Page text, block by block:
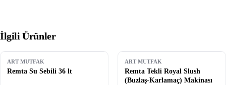
İlgili Ürünler
ART MUTFAK
Remta Su Sebili 36 lt
ART MUTFAK
Remta Tekli Royal Slush
(Buzlaş-Karlamaç) Makinası